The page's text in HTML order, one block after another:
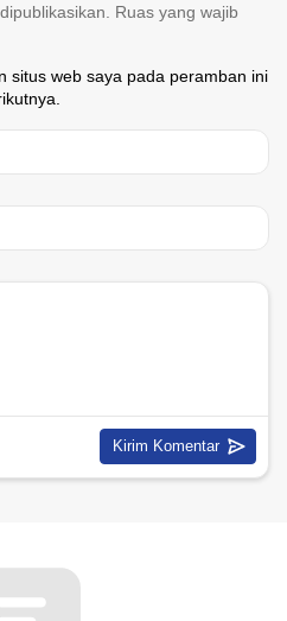
Ruas yang wajib
situs web saya pada peramban ini